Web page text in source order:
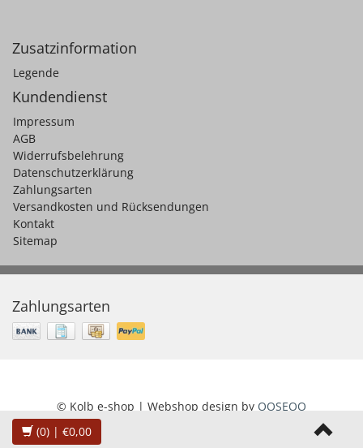
Zusatzinformation
Legende
Kundendienst
Impressum
AGB
Widerrufsbelehrung
Datenschutzerklärung
Zahlungsarten
Versandkosten und Rücksendungen
Kontakt
Sitemap
Zahlungsarten
© Kolb e-shop | Webshop design by OOSEOO
(0) | €0,00